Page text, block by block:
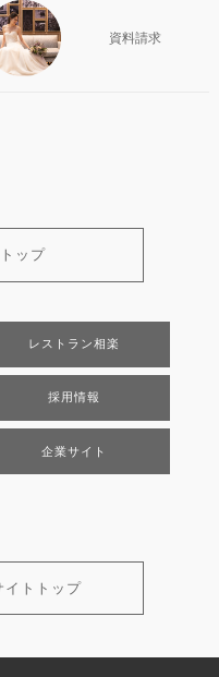
資料請求
ップ
レストラン相楽
採用情報
企業サイト
イトトップ